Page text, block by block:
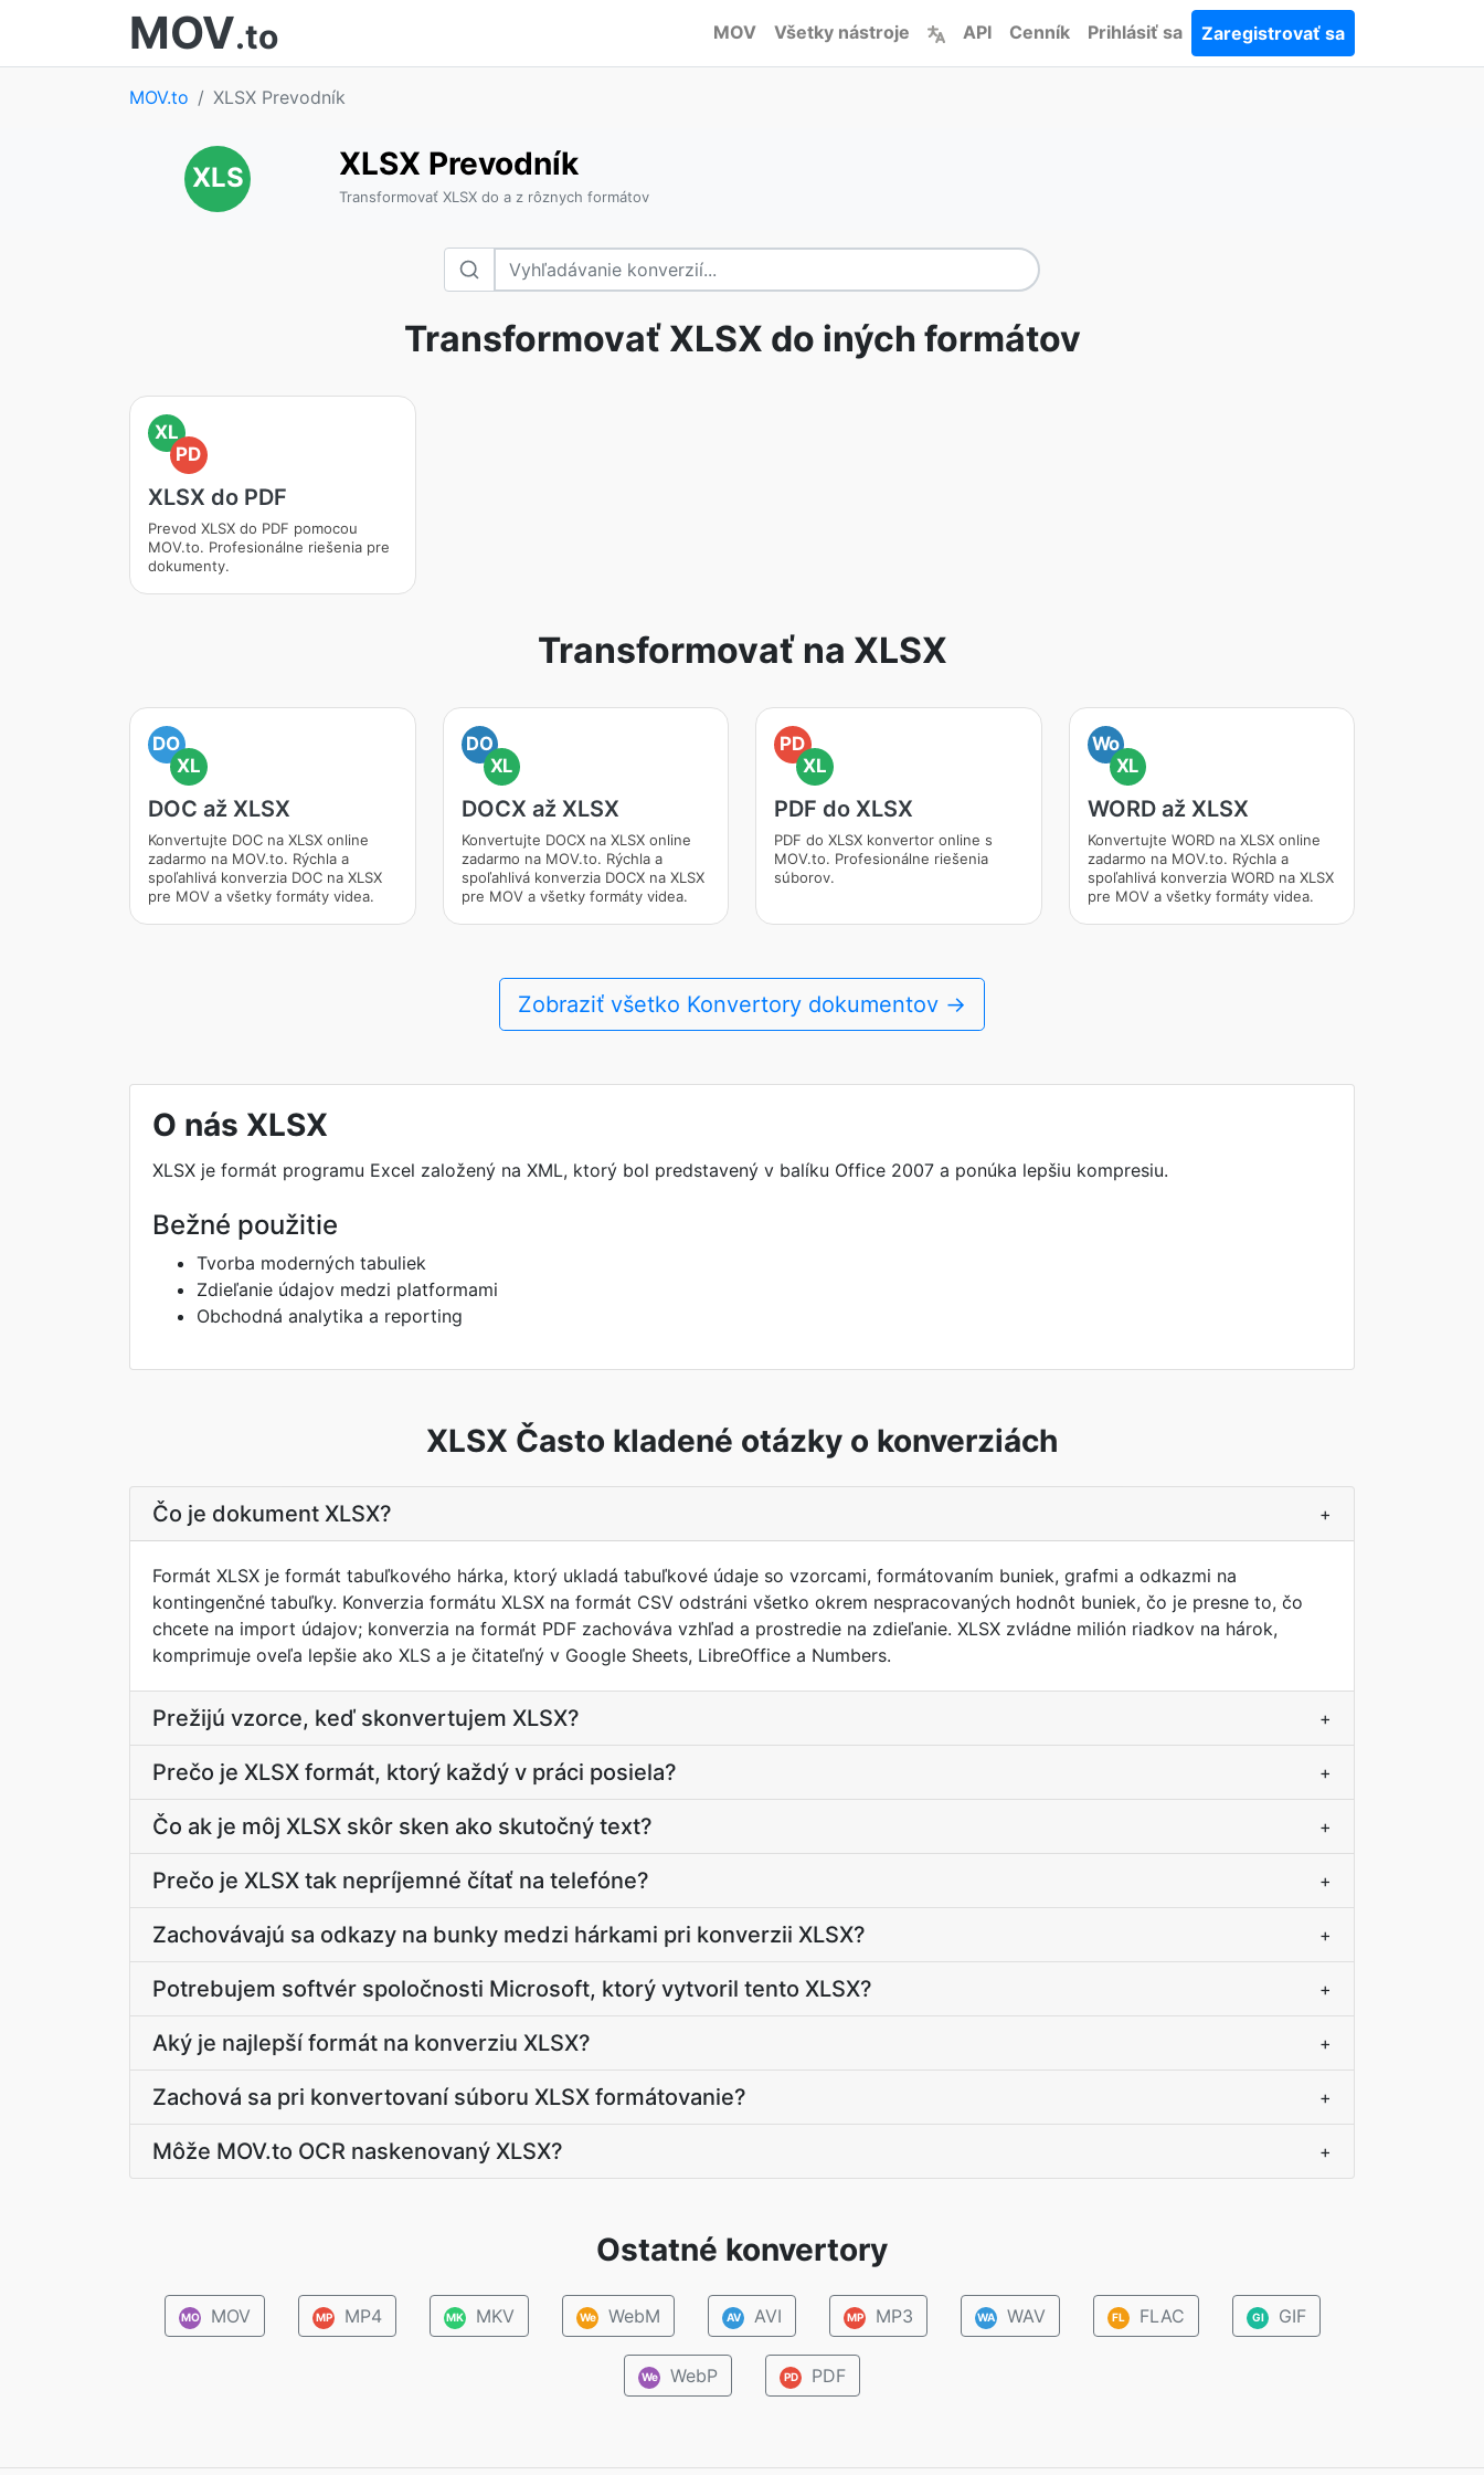
MOV.to MOV Všetky nástroje API Cenník Prihlásiť sa Zaregistrovať sa
MOV.to XLSX Prevodník
XLS XLSX Prevodník
Transformovať XLSX do a z rôznych formátov
Transformovať XLSX do iných formátov
XL
PD
XLSX do PDF
Prevod XLSX do PDF pomocou
MOV.to. Profesionálne riešenia pre
dokumenty.
Transformovať na XLSX
DO
XL
DOC až XLSX
Konvertujte DOC na XLSX online
zadarmo na MOV.to. Rýchla a
spoľahlivá konverzia DOC na XLSX
pre MOV a všetky formáty videa.
DO
XL
DOCX až XLSX
Konvertujte DOCX na XLSX online
zadarmo na MOV.to. Rýchla a
spoľahlivá konverzia DOCX na XLSX
pre MOV a všetky formáty videa.
PD
XL
PDF do XLSX
PDF do XLSX konvertor online s
MOV.to. Profesionálne riešenia
súborov.
Wo
XL
WORD až XLSX
Konvertujte WORD na XLSX online
zadarmo na MOV.to. Rýchla a
spoľahlivá konverzia WORD na XLSX
pre MOV a všetky formáty videa.
Zobraziť všetko Konvertory dokumentov →
O nás XLSX
XLSX je formát programu Excel založený na XML, ktorý bol predstavený v balíku Office 2007 a ponúka lepšiu kompresiu.
Bežné použitie
Tvorba moderných tabuliek
Zdieľanie údajov medzi platformami
Obchodná analytika a reporting
XLSX Často kladené otázky o konverziách
Čo je dokument XLSX? +
Formát XLSX je formát tabuľkového hárka, ktorý ukladá tabuľkové údaje so vzorcami, formátovaním buniek, grafmi a odkazmi na
kontingenčné tabuľky. Konverzia formátu XLSX na formát CSV odstráni všetko okrem nespracovaných hodnôt buniek, čo je presne to, čo
chcete na import údajov; konverzia na formát PDF zachováva vzhľad a prostredie na zdieľanie. XLSX zvládne milión riadkov na hárok,
komprimuje oveľa lepšie ako XLS a je čitateľný v Google Sheets, LibreOffice a Numbers.
Prežijú vzorce, keď skonvertujem XLSX? +
Prečo je XLSX formát, ktorý každý v práci posiela? +
Čo ak je môj XLSX skôr sken ako skutočný text? +
Prečo je XLSX tak nepríjemné čítať na telefóne? +
Zachovávajú sa odkazy na bunky medzi hárkami pri konverzii XLSX? +
Potrebujem softvér spoločnosti Microsoft, ktorý vytvoril tento XLSX? +
Aký je najlepší formát na konverziu XLSX? +
Zachová sa pri konvertovaní súboru XLSX formátovanie? +
Môže MOV.to OCR naskenovaný XLSX? +
Ostatné konvertory
MO MOV MP MP4 MK MKV We WebM AV AVI MP MP3 WA WAV FL FLAC GI GIF
We WebP PD PDF